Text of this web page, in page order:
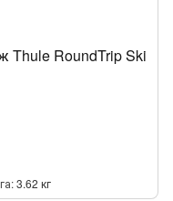
Thule RoundTrip Ski
3.62 кг